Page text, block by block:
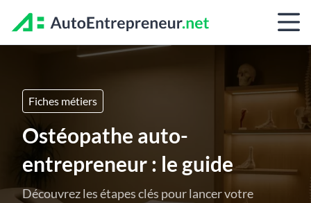
Fiches métiers
Ostéopathe auto-
entrepreneur : le guide
Découvrez les étapes clés pour lancer votre